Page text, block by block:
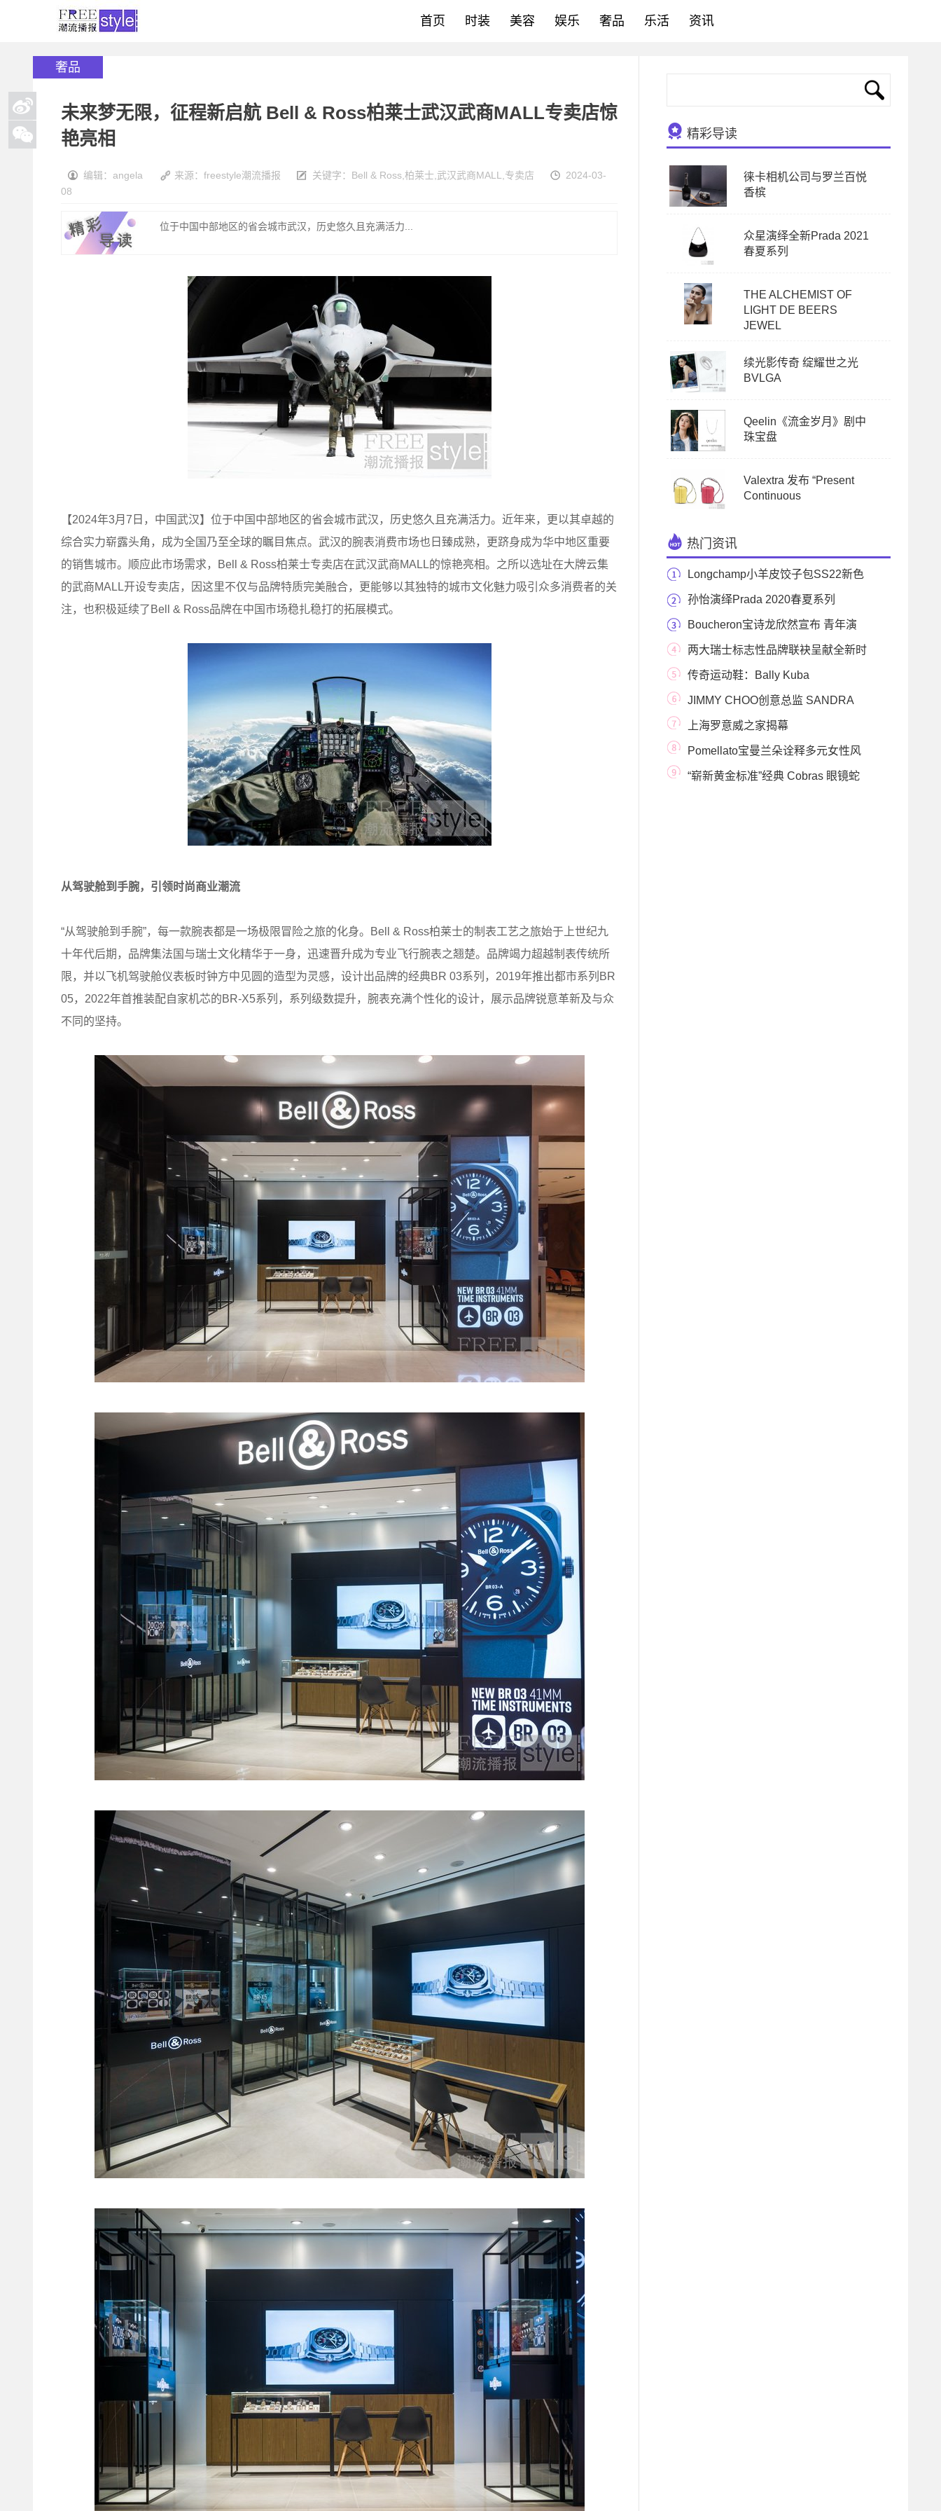
首页 时装 美容 娱乐 奢品 乐活 资讯
奢品
未来梦无限，征程新启航 Bell & Ross柏莱士武汉武商MALL专卖店惊
艳亮相
编辑：angela 来源：freestyle潮流播报 关键字： Bell & Ross 柏莱士 武汉武商MALL 专卖店
2024-03-
08
位于中国中部地区的省会城市武汉，历史悠久且充满活力...
【2024年3月7日，中国武汉】位于中国中部地区的省会城市武汉，历史悠久且充满活力。近年来，更以其卓越的
综合实力崭露头角，成为全国乃至全球的瞩目焦点。武汉的腕表消费市场也日臻成熟，更跻身成为华中地区重要
的销售城市。顺应此市场需求，Bell & Ross柏莱士专卖店在武汉武商MALL的惊艳亮相。之所以选址在大牌云集
的武商MALL开设专卖店，因这里不仅与品牌特质完美融合，更能够以其独特的城市文化魅力吸引众多消费者的关
注，也积极延续了Bell & Ross品牌在中国市场稳扎稳打的拓展模式。
从驾驶舱到手腕，引领时尚商业潮流
“从驾驶舱到手腕”，每一款腕表都是一场极限冒险之旅的化身。Bell & Ross柏莱士的制表工艺之旅始于上世纪九
十年代后期，品牌集法国与瑞士文化精华于一身，迅速晋升成为专业飞行腕表之翘楚。品牌竭力超越制表传统所
限，并以飞机驾驶舱仪表板时钟方中见圆的造型为灵感，设计出品牌的经典BR 03系列，2019年推出都市系列BR
05，2022年首推装配自家机芯的BR-X5系列，系列级数提升，腕表充满个性化的设计，展示品牌锐意革新及与众
不同的坚持。
精彩导读
徕卡相机公司与罗兰百悦
香槟
众星演绎全新Prada 2021
春夏系列
THE ALCHEMIST OF
LIGHT DE BEERS
JEWEL
续光影传奇 绽耀世之光
BVLGA
Qeelin《流金岁月》剧中
珠宝盘
Valextra 发布 “Present
Continuous
热门资讯
Longchamp小羊皮饺子包SS22新色
来袭 首添双肩背包新
孙怡演绎Prada 2020春夏系列
Boucheron宝诗龙欣然宣布 青年演
员、歌手肖战成为
两大瑞士标志性品牌联袂呈献全新时
计作品 巧妙
传奇运动鞋：Bally Kuba
JIMMY CHOO创意总监 SANDRA
CHOI与MUGLER创意总监CASEY
上海罗意威之家揭幕
Pomellato宝曼兰朵诠释多元女性风
格 演绎绮彩女性
“崭新黄金标准”经典 Cobras 眼镜蛇